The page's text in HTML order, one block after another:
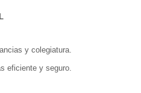
y colegiatura.
eficiente y seguro.